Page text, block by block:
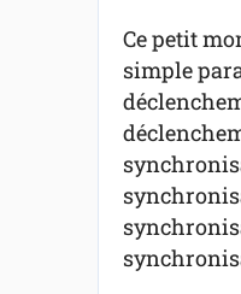
Ce petit
simple